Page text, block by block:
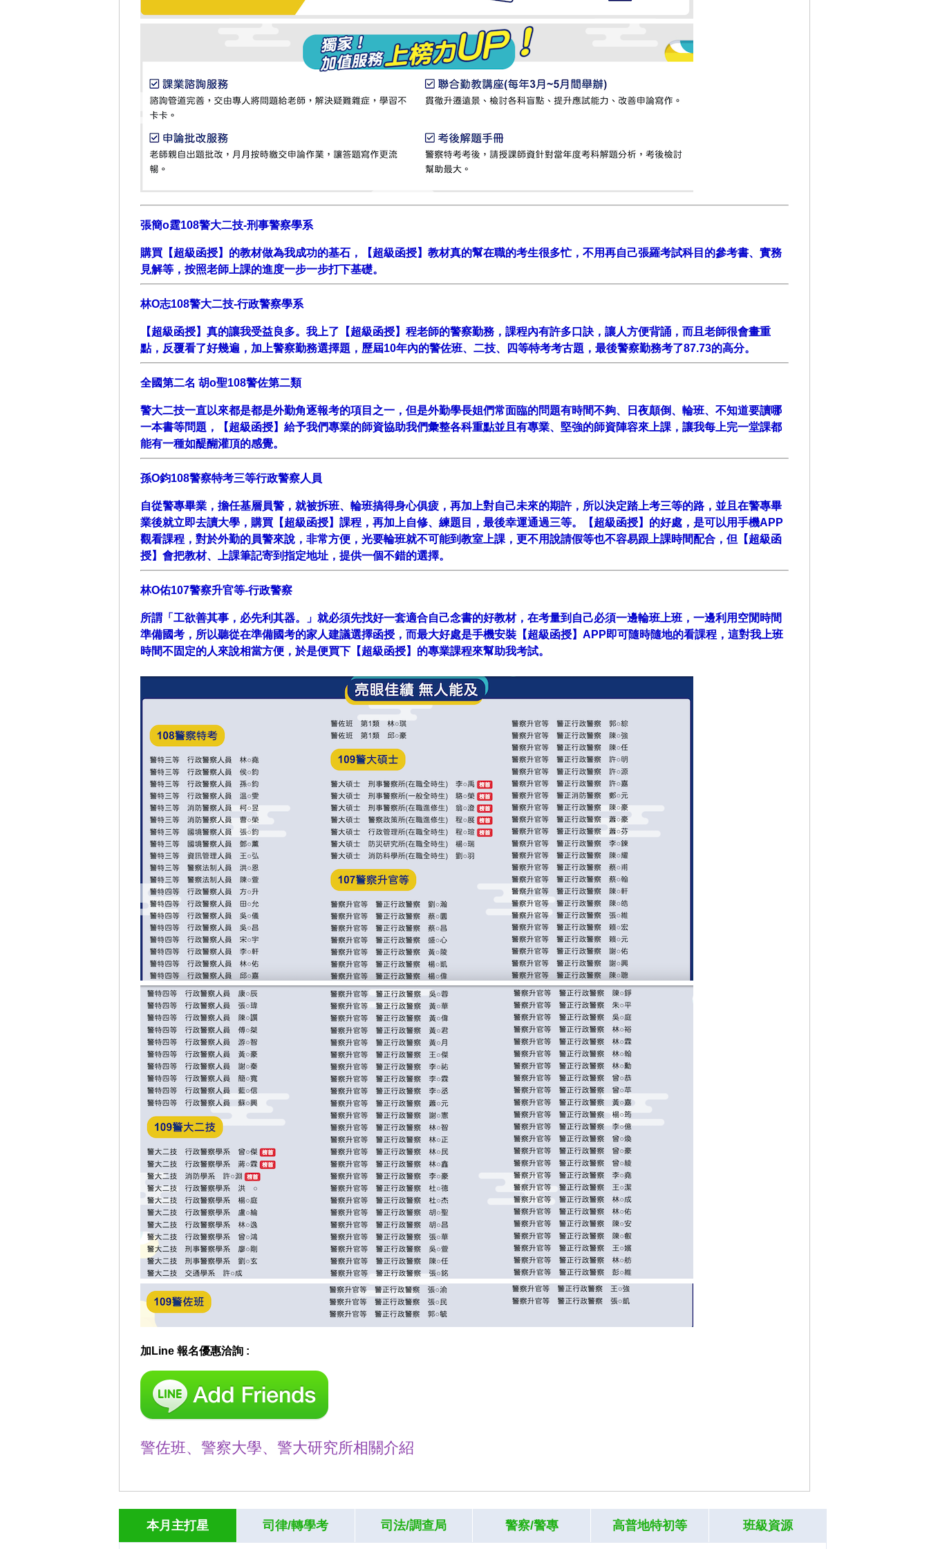
張簡o霆108警大二技-刑事警察學系
購買【超級函授】的教材做為我成功的基石，【超級函授】教材真的幫在職的考生很多忙，不用再自己張羅考試科目的參考書、實務
見解等，按照老師上課的進度一步一步打下基礎。
林O志108警大二技-行政警察學系
【超級函授】真的讓我受益良多。我上了【超級函授】程老師的警察勤務，課程內有許多口訣，讓人方便背誦，而且老師很會畫重
點，反覆看了好幾遍，加上警察勤務選擇題，歷屆10年內的警佐班、二技、四等特考考古題，最後警察勤務考了87.73的高分。
全國第二名 胡o聖108警佐第二類
警大二技一直以來都是都是外勤角逐報考的項目之一，但是外勤學長姐們常面臨的問題有時間不夠、日夜顛倒、輪班、不知道要讀哪
一本書等問題，【超級函授】給予我們專業的師資協助我們彙整各科重點並且有專業、堅強的師資陣容來上課，讓我每上完一堂課都
能有一種如醍醐灌頂的感覺。
孫O鈞108警察特考三等行政警察人員
自從警專畢業，擔任基層員警，就被拆班、輪班搞得身心俱疲，再加上對自己未來的期許，所以決定踏上考三等的路，並且在警專畢
業後就立即去讀大學，購買【超級函授】課程，再加上自修、練題目，最後幸運通過三等。【超級函授】的好處，是可以用手機APP
觀看課程，對於外勤的員警來說，非常方便，光要輪班就不可能到教室上課，更不用說請假等也不容易跟上課時間配合，但【超級函
授】會把教材、上課筆記寄到指定地址，提供一個不錯的選擇。
林O佑107警察升官等-行政警察
所謂「工欲善其事，必先利其器。」就必須先找好一套適合自己念書的好教材，在考量到自己必須一邊輪班上班，一邊利用空閒時間
準備國考，所以聽從在準備國考的家人建議選擇函授，而最大好處是手機安裝【超級函授】APP即可隨時隨地的看課程，這對我上班
時間不固定的人來說相當方便，於是便買下【超級函授】的專業課程來幫助我考試。
加Line 報名優惠洽詢 :
警佐班、警察大學、警大研究所相關介紹
本月主打星 司律/轉學考 司法/調查局 警察/警專 高普地特初等 班級資源